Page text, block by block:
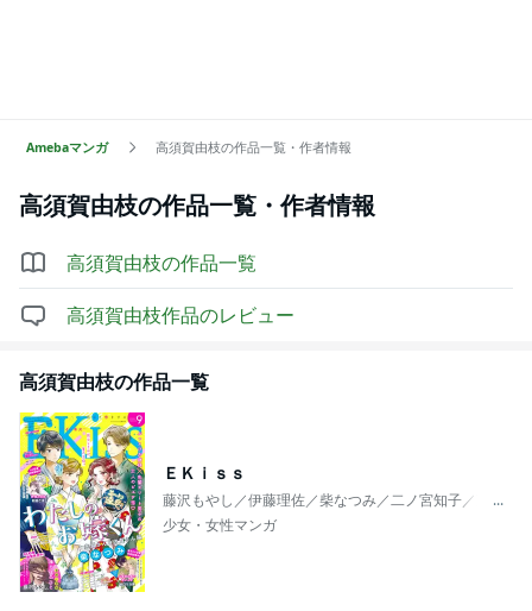
Amebaマンガ 高須賀由枝の作品一覧・作者情報
高須賀由枝の作品一覧・作者情報
高須賀由枝の作品一覧
高須賀由枝作品のレビュー
高須賀由枝の作品一覧
ＥＫｉｓｓ
藤沢もやし／伊藤理佐／柴なつみ／二ノ宮知子／藤あさ
...
少女・女性マンガ